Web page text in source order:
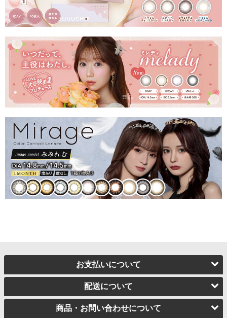
お支払いについて
配送について
商品・お問い合わせについて